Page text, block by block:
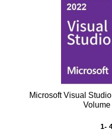
Microsoft Visual
1-